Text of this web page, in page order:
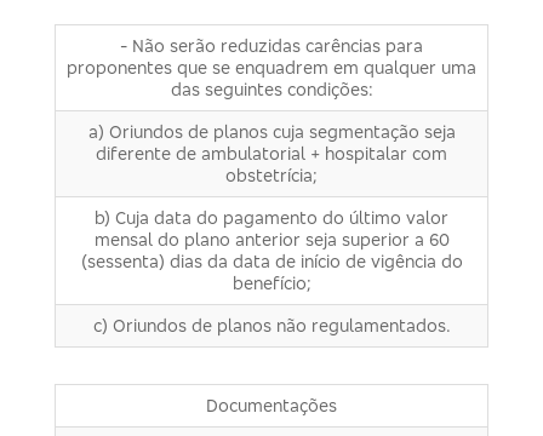
- Não serão reduzidas carências para
proponentes que se enquadrem em qualquer uma
das seguintes condições:
a) Oriundos de planos cuja segmentação seja
diferente de ambulatorial + hospitalar com
obstetrícia;
b) Cuja data do pagamento do último valor
mensal do plano anterior seja superior a 60
(sessenta) dias da data de início de vigência do
benefício;
c) Oriundos de planos não regulamentados.
Documentações